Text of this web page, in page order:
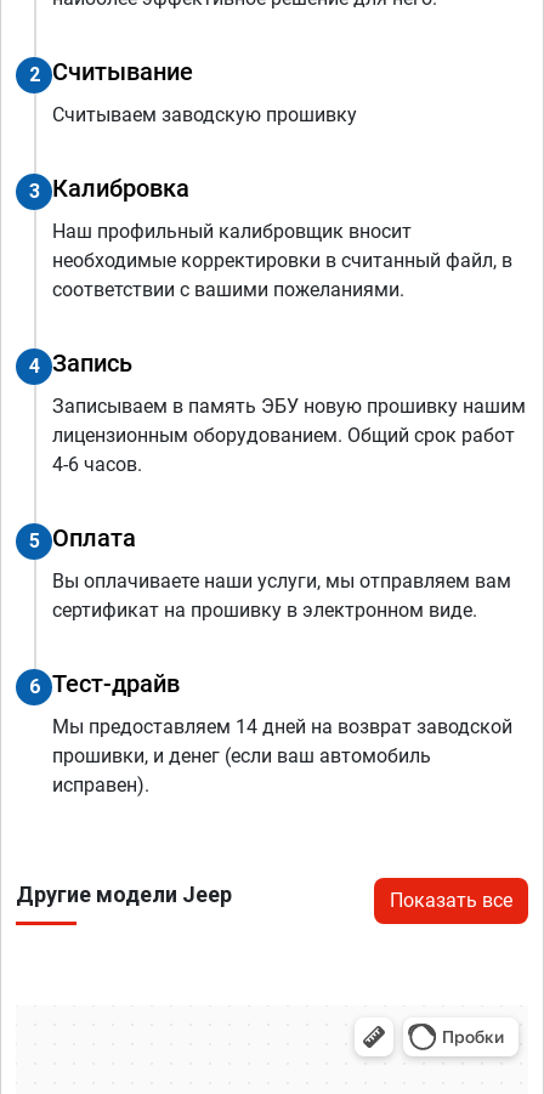
2 Считывание
Считываем заводскую прошивку
3 Калибровка
Наш профильный калибровщик вносит
необходимые корректировки в считанный файл, в
соответствии с вашими пожеланиями.
4 Запись
Записываем в память ЭБУ новую прошивку нашим
лицензионным оборудованием. Общий срок работ
4-6 часов.
5 Оплата
Вы оплачиваете наши услуги, мы отправляем вам
сертификат на прошивку в электронном виде.
6 Тест-драйв
Мы предоставляем 14 дней на возврат заводской
прошивки, и денег (если ваш автомобиль
исправен).
Другие модели Jeep Показать все